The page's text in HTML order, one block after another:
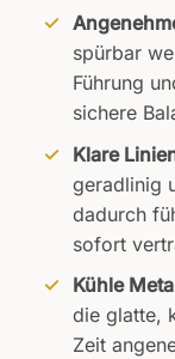
spürbar
Führung
sichere
Klare
geradlinig
dadurch
sofort
Kühle
die glatte,
Zeit